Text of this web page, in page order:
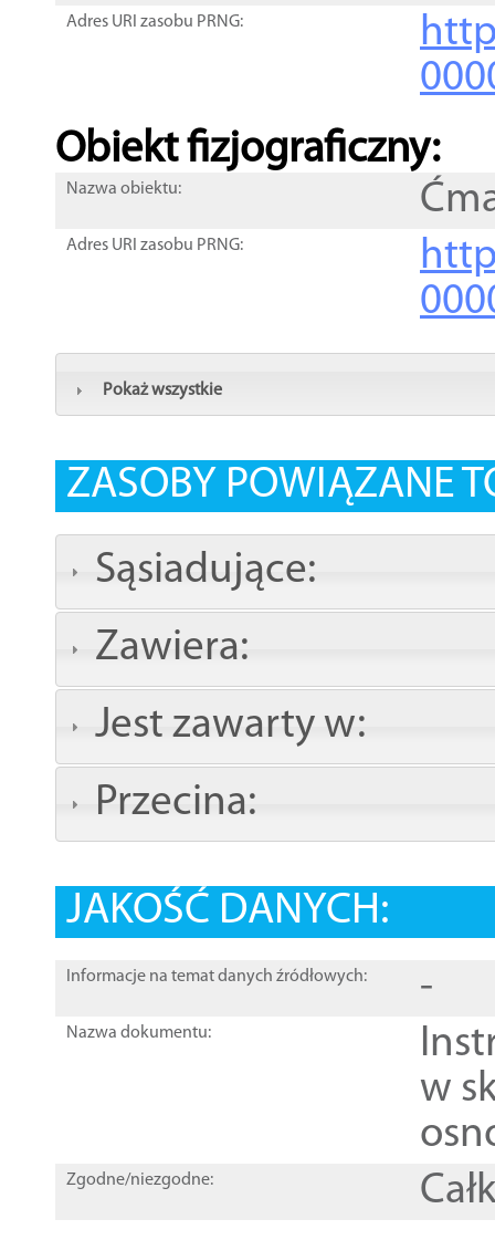
Adres URI zasobu PRNG:
Obiekt fizjograficzny:
Nazwa obiektu:
Adres URI zasobu PRNG:
Pokaż wszystkie
ZASOBY POWIĄZANE
Sąsiadujące:
Zawiera:
Jest zawarty w:
Przecina:
JAKOŚĆ DANYCH:
Informacje na temat danych źródłowych: -
Nazwa dokumentu:
w
Zgodne/niezgodne: